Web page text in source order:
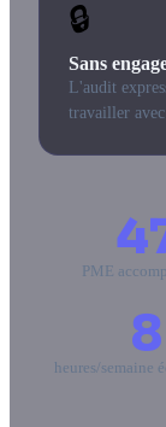
🔒
Sans
L'audit
travailler avec
PME
8
heures/semaine